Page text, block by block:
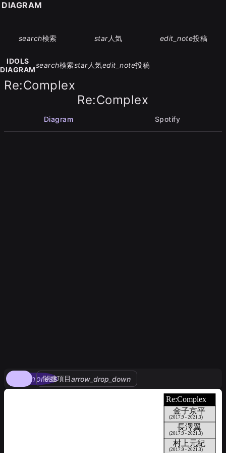
search検索 star人気 edit_note投稿
IDOLS
DIAGRAM
search検索star人気edit_note投稿
Re:Complex
Re:Complex
Diagram Spotify
compress
関連項目arrow_drop_down